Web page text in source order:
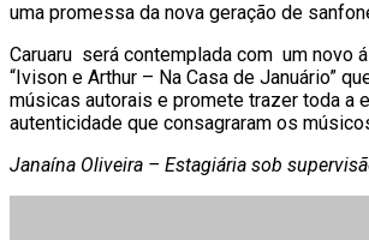
uma promessa da nova geração de
Caruaru será contemplada com um novo
“Ivison e Arthur – Na Casa de Januário”
músicas autorais e promete trazer toda a
autenticidade que consagraram os
Janaína Oliveira – Estagiária sob